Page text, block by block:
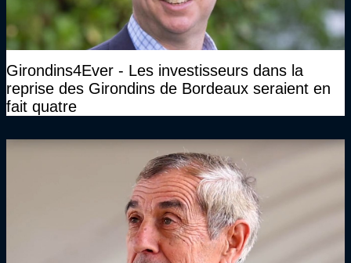
Girondins4Ever - Les investisseurs dans la
reprise des Girondins de Bordeaux seraient en
fait quatre